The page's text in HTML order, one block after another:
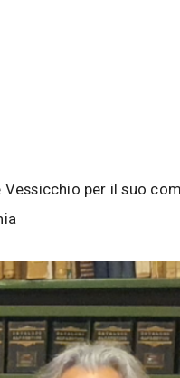
per il suo